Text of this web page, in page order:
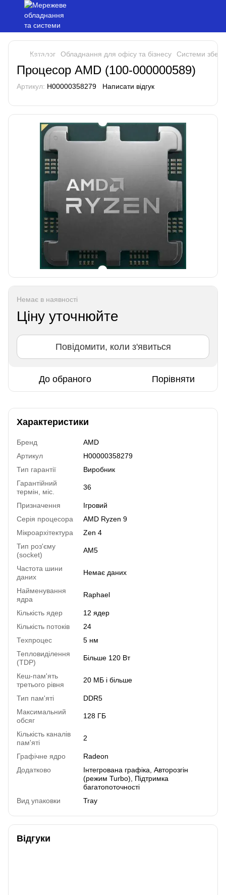
Каталог Обладнання для офісу та бізнесу Системи
Процесор AMD (100-000000589)
Артикул: H00000358279 Написати відгук
Немає в наявності
Ціну уточнюйте
Повідомити, коли з'явиться
До обраного Порівняти
Характеристики
Бренд
AMD
Артикул
H00000358279
Тип гарантії
Виробник
Гарантійний
термін, міс.
36
Призначення
Ігровий
Серія процесора
AMD Ryzen 9
Мікроархітектура
Zen 4
Тип роз'єму
(socket)
AM5
Частота шини
даних
Немає даних
Найменування
ядра
Raphael
Кількість ядер
12 ядер
Кількість потоків
24
Техпроцес
5 нм
Тепловиділення
(TDP)
Більше 120 Вт
Кеш-пам'ять
третього рівня
20 МБ і більше
Тип пам'яті
DDR5
Максимальний
обсяг
128 ГБ
Кількість каналів
пам'яті
2
Графічне ядро
Radeon
Додатково
Інтегрована графіка, Авторозгін
(режим Turbo), Підтримка
багатопоточності
Вид упаковки
Tray
Відгуки